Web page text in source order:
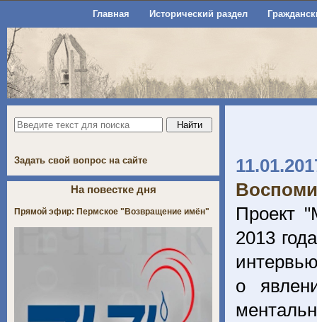
Главная Исторический раздел
Проект
2013
о
Задать свой вопрос на сайте
На повестке дня
Прямой эфир: Пермское "Возвращение имён"